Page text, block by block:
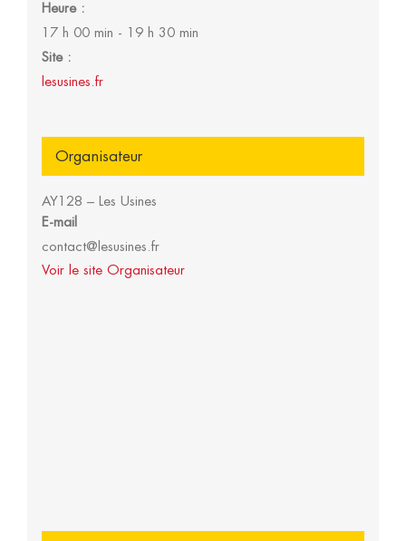
Heure :
17 h 00 min - 19 h 30 min
Site :
lesusines.fr
Organisateur
AY128 – Les Usines
E-mail
contact@lesusines.fr
Voir le site Organisateur